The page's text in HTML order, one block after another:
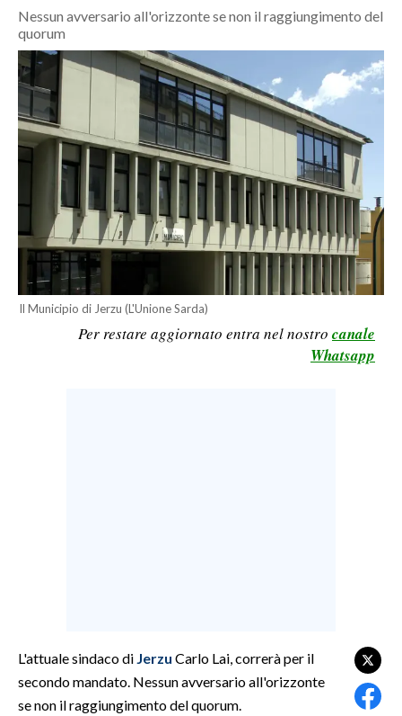
AGENDA
CRONACA
ITALIA
MONDO
POLITICA
ECONOMIA
SERVIZI ALLE IMPRESE
LAVORO
BANDI
Nessun avversario all'orizzonte se non il raggiungimento del
quorum
Il Municipio di Jerzu (L'Unione Sarda)
Per restare aggiornato entra nel nostro canale
Whatsapp
L'attuale sindaco di Jerzu Carlo Lai, correrà per il
secondo mandato. Nessun avversario all'orizzonte
se non il raggiungimento del quorum.